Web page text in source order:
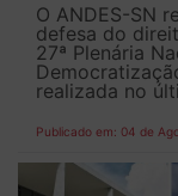
O ANDES-SN
defesa do
27ª Plenária
realizada no
Publicado em: 04 de